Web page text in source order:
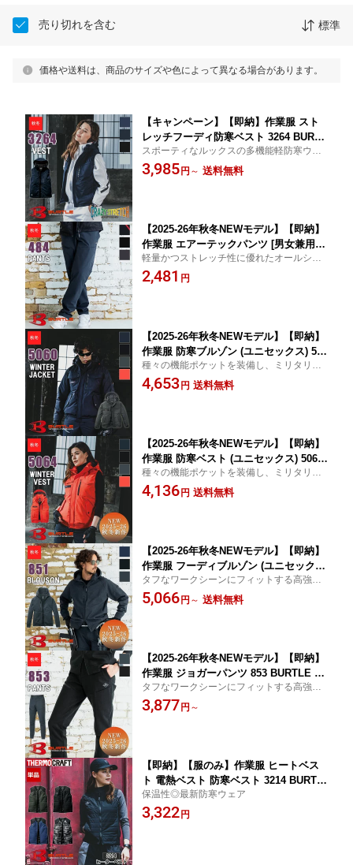
売り切れを含む 標準
価格や送料は、商品のサイズや色によって異なる場合があります。
【キャンペーン】【即納】作業服 スト
レッチフーディ防寒ベスト 3264 BURTL
E バートル 作業着 現場服 ワークウェア
クレイジーストレッチ ユニセックス [秋
スポーティなルックスの多機能軽防寒ウェ
ア
3,985 円 ～ 送料無料
【2025-26年秋冬NEWモデル】【即納】
作業服 エアーテックパンツ [男女兼用] 4
84 BURTLE バートル 作業着 現場服 グ
リーン ブラック グレー ズボン [返品・
軽量かつストレッチ性に優れたオールシー
ズン対応パンツ
2,481 円
【2025-26年秋冬NEWモデル】【即納】
作業服 防寒ブルゾン (ユニセックス) 506
0 BURTLE バートル クレイジーストレ
ッチ 作業着 現場服 ワークウェア [5031
種々の機能ポケットを装備し、ミリタリー
エッセンスを注入したユーティリティ防寒
4,653 円 送料無料
【2025-26年秋冬NEWモデル】【即納】
作業服 防寒ベスト (ユニセックス) 5064
BURTLE バートル クレイジーストレッ
チ 作業着 現場服 ワークウェア [5031SE
種々の機能ポケットを装備し、ミリタリー
エッセンスを注入したユーティリティ防寒
4,136 円 送料無料
【2025-26年秋冬NEWモデル】【即納】
作業服 フーディブルゾン (ユニセック
ス) 851 BURTLE バートル クレイジース
トレッチ 作業着 現場服 ワークウェア
タフなワークシーンにフィットする高強度
なコーデュラニットを使用し スポーツのユ
ーティリティ性を追求したテックウェア
5,066 円 ～ 送料無料
【2025-26年秋冬NEWモデル】【即納】
作業服 ジョガーパンツ 853 BURTLE バ
ートル 作業靴 ユニセックス [返品・交
換不可]
タフなワークシーンにフィットする高強度
なコーデュラニットを使用し スポーツのユ
ーティリティ性を追求したテックウェア
3,877 円 ～
【即納】【服のみ】作業服 ヒートベス
ト 電熱ベスト 防寒ベスト 3214 BURTL
E バートル 作業着 ワークウェア 防寒服
防寒着 [23-24年モデル] [サーモクラフト
保温性◎最新防寒ウェア
3,322 円